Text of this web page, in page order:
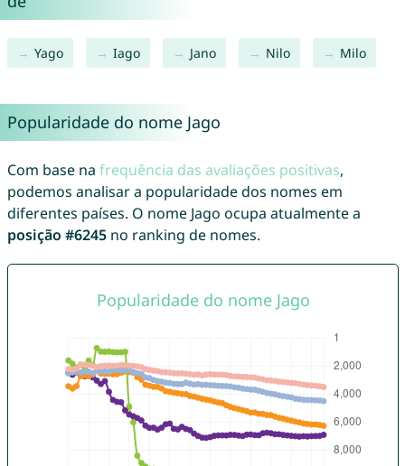
Yago Iago Jano Nilo Milo
Popularidade do nome Jago
Com base na frequência das avaliações positivas,
podemos analisar a popularidade dos nomes em
diferentes países. O nome Jago ocupa atualmente a
posição #6245no ranking de nomes.